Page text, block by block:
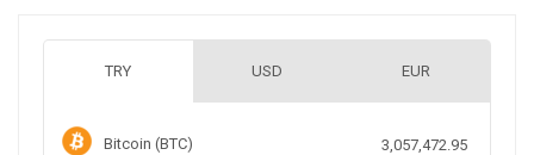
TRY USD EUR
Bitcoin (BTC) 3,057,472.95